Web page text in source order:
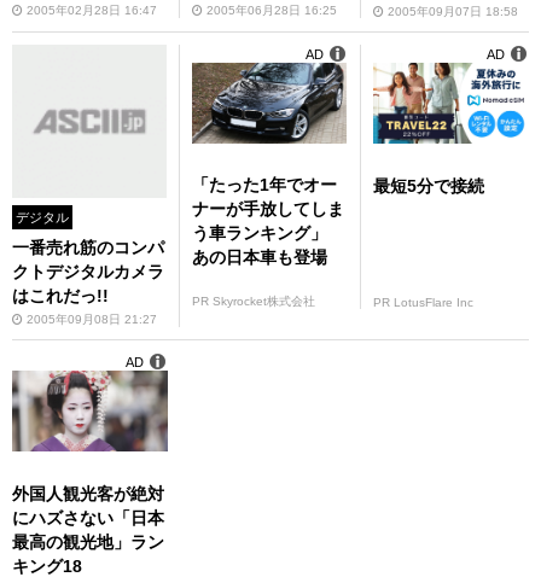
lio R2』を発売――
2.5インチ液晶を搭
2005年02月28日 16:47 2005年06月28日 16:25
3』を発売
2005年09月07日 18:58
デジタル
一番売れ筋のコンパ
クトデジタルカメラ
はこれだっ!!
2005年09月08日 21:27
「たった1年でオー
ナーが手放してしま
う車ランキング」
あの日本車も登場
PR Skyrocket株式会社
AD
最短5分で接続
PR LotusFlare Inc
AD
外国人観光客が絶対
にハズさない「日本
最高の観光地」ラン
キング18
AD